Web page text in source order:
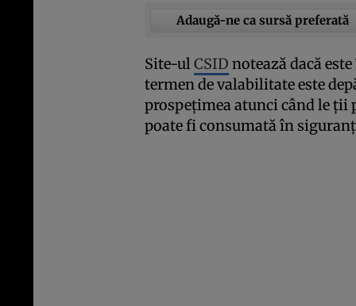
Adaugă-ne ca sursă preferată
Site-ulCSID notează dacă
termen de valabilitate este
prospeţimea atunci când le ţii
poate fi consumată în